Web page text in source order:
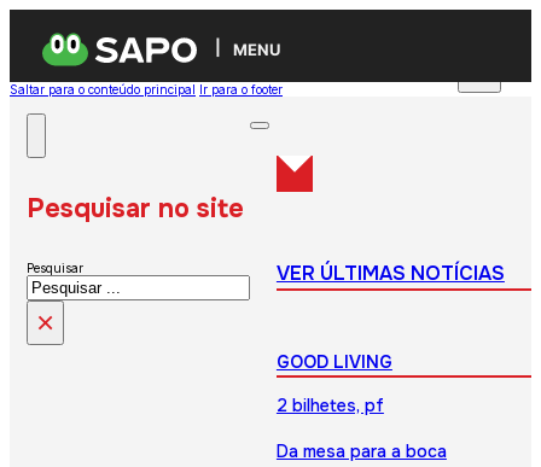
MENU
Saltar para o conteúdo principal Ir para o footer
Pesquisar no site
Pesquisar
×
VER ÚLTIMAS NOTÍCIAS
GOOD LIVING
2 bilhetes, pf
Da mesa para a boca